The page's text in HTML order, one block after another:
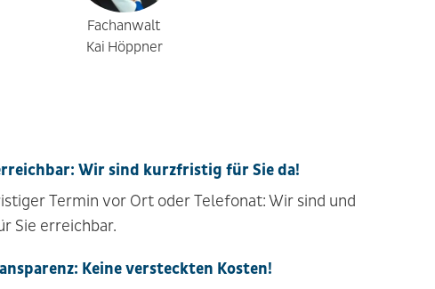
Fachanwalt
Kai Höppner
Wir sind kurzfristig für Sie da!
Termin vor Ort oder Telefonat: Wir sind und
Sie erreichbar.
Keine versteckten Kosten!